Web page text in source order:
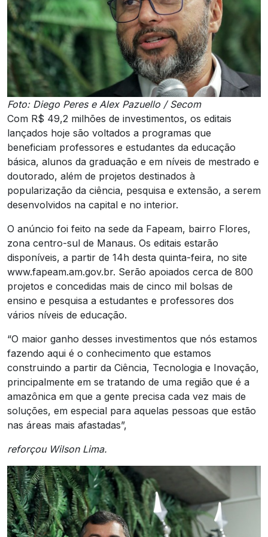
Foto: Diego Peres e Alex Pazuello / Secom
Com R$ 49,2 milhões de investimentos, os editais
lançados hoje são voltados a programas que
beneficiam professores e estudantes da educação
básica, alunos da graduação e em níveis de mestrado e
doutorado, além de projetos destinados à
popularização da ciência, pesquisa e extensão, a serem
desenvolvidos na capital e no interior.
O anúncio foi feito na sede da Fapeam, bairro Flores,
zona centro-sul de Manaus. Os editais estarão
disponíveis, a partir de 14h desta quinta-feira, no site
www.fapeam.am.gov.br. Serão apoiados cerca de 800
projetos e concedidas mais de cinco mil bolsas de
ensino e pesquisa a estudantes e professores dos
vários níveis de educação.
“O maior ganho desses investimentos que nós estamos
fazendo aqui é o conhecimento que estamos
construindo a partir da Ciência, Tecnologia e Inovação,
principalmente em se tratando de uma região que é a
amazônica em que a gente precisa cada vez mais de
soluções, em especial para aquelas pessoas que estão
nas áreas mais afastadas”,
reforçou Wilson Lima.